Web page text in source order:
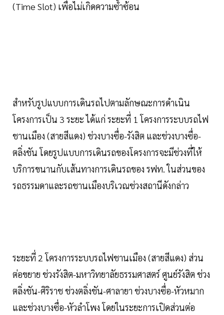
(Time Slot) เพื่อไม่เกิดความซ้ำซ้อน
สำหรับรูปแบบการเดินรถไปตามลักษณะการดำเนิน
โครงการเป็น 3 ระยะ ได้แก่ ระยะที่ 1 โครงการระบบรถไฟ
ชานเมือง (สายสีแดง) ช่วงบางซื่อ-รังสิต และช่วงบางซื่อ-
ตลิ่งชัน โดยรูปแบบการเดินรถของโครงการจะมีช่วงที่ให้
บริการขนานกับเส้นทางการเดินรถของ รฟท. ในส่วนของ
รถธรรมดาและรถชานเมืองบริเวณช่วงสถานีดังกล่าว
ระยะที่ 2 โครงการระบบรถไฟชานเมือง (สายสีแดง) ส่วน
ต่อขยาย ช่วงรังสิต-มหาวิทยาลัยธรรมศาสตร์ ศูนย์รังสิต ช่วง
ตลิ่งชัน-ศิริราช ช่วงตลิ่งชัน-ศาลายา ช่วงบางซื่อ-หัวหมาก
และช่วงบางซื่อ-หัวลำโพง โดยในระยะการเปิดส่วนต่อ